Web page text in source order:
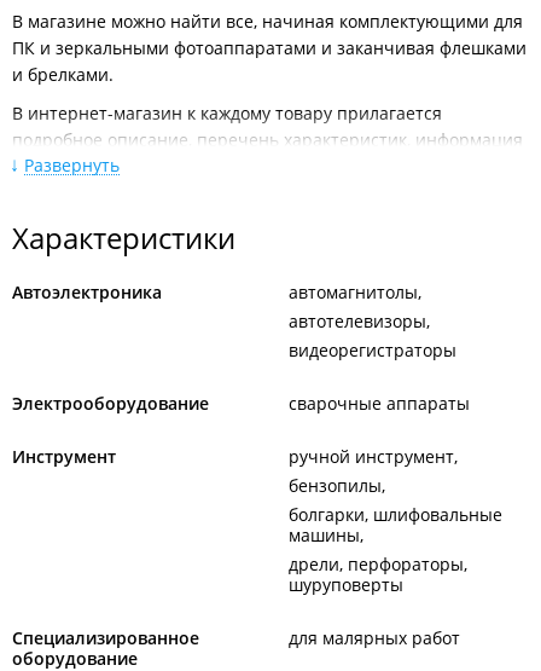
В магазине можно найти все, начиная комплектующими для
ПК и зеркальными фотоаппаратами и заканчивая флешками
и брелками.
В интернет-магазин к каждому товару прилагается
подробное описание, перечень характеристик, информация
о наличии товара и возможности его заказа через интернет,
действия карты — год с момента покупки, а сумма должна
Новый ГУМ".
Развернуть
Характеристики
Автоэлектроника
автомагнитолы
автотелевизоры
видеорегистраторы
Электрооборудование сварочные аппараты
Инструмент
ручной инструмент
бензопилы
болгарки, шлифовальные
машины
дрели, перфораторы,
шуруповерты
Специализированное
оборудование
для малярных работ